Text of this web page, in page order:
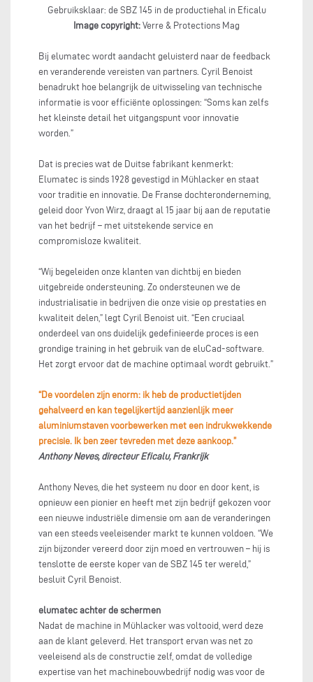
Gebruiksklaar: de SBZ 145 in de productiehal in Eficalu
Image copyright: Verre & Protections Mag
Bij elumatec wordt aandacht geluisterd naar de feedback
en veranderende vereisten van partners. Cyril Benoist
benadrukt hoe belangrijk de uitwisseling van technische
informatie is voor efficiënte oplossingen: “Soms kan zelfs
het kleinste detail het uitgangspunt voor innovatie
worden.”
Dat is precies wat de Duitse fabrikant kenmerkt:
Elumatec is sinds 1928 gevestigd in Mühlacker en staat
voor traditie en innovatie. De Franse dochteronderneming,
geleid door Yvon Wirz, draagt al 15 jaar bij aan de reputatie
van het bedrijf – met uitstekende service en
compromisloze kwaliteit.
“Wij begeleiden onze klanten van dichtbij en bieden
uitgebreide ondersteuning. Zo ondersteunen we de
industrialisatie in bedrijven die onze visie op prestaties en
kwaliteit delen,” legt Cyril Benoist uit. “Een cruciaal
onderdeel van ons duidelijk gedefinieerde proces is een
grondige training in het gebruik van de eluCad-software.
Het zorgt ervoor dat de machine optimaal wordt gebruikt.”
“De voordelen zijn enorm: ik heb de productietijden
gehalveerd en kan tegelijkertijd aanzienlijk meer
aluminiumstaven voorbewerken met een indrukwekkende
precisie. Ik ben zeer tevreden met deze aankoop.”
Anthony Neves, directeur Eficalu, Frankrijk
Anthony Neves, die het systeem nu door en door kent, is
opnieuw een pionier en heeft met zijn bedrijf gekozen voor
een nieuwe industriële dimensie om aan de veranderingen
van een steeds veeleisender markt te kunnen voldoen. “We
zijn bijzonder vereerd door zijn moed en vertrouwen – hij is
tenslotte de eerste koper van de SBZ 145 ter wereld,”
besluit Cyril Benoist.
elumatec achter de schermen
Nadat de machine in Mühlacker was voltooid, werd deze
aan de klant geleverd. Het transport ervan was net zo
veeleisend als de constructie zelf, omdat de volledige
expertise van het machinebouwbedrijf nodig was voor de